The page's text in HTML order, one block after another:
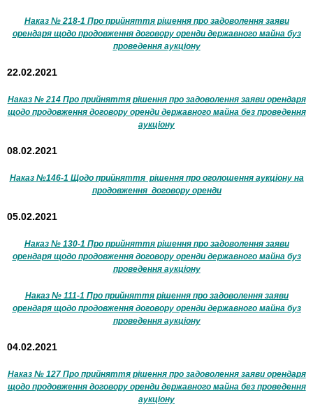
Наказ № 218-1 Про прийняття рішення про задоволення заяви
орендаря щодо продовження договору оренди державного майна буз
проведення аукціону
22.02.2021
Наказ № 214 Про прийняття рішення про задоволення заяви орендаря
щодо продовження договору оренди державного майна без проведення
аукціону
08.02.2021
Наказ №146-1 Щодо прийняття рішення про оголошення аукціону на
продовження договору оренди
05.02.2021
Наказ № 130-1 Про прийняття рішення про задоволення заяви
орендаря щодо продовження договору оренди державного майна буз
проведення аукціону
Наказ № 111-1 Про прийняття рішення про задоволення заяви
орендаря щодо продовження договору оренди державного майна буз
проведення аукціону
04.02.2021
Наказ № 127 Про прийняття рішення про задоволення заяви орендаря
щодо продовження договору оренди державного майна без проведення
аукціону